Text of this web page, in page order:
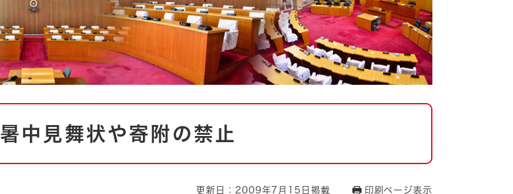
とじる
暑中見舞状や寄附の禁止
更新日：2009年7月15日掲載 印刷ページ表示